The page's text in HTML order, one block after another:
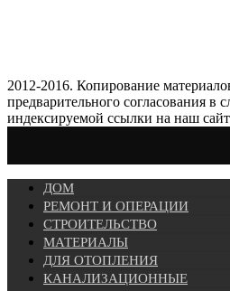
2012-2016. Копирование
предварительного согласования в
индексируемой ссылки на наш
ДОМ
РЕМОНТ И ОПЕРАЦИИ
СТРОИТЕЛЬСТВО
МАТЕРИАЛЫ
ДЛЯ ОТОПЛЕНИЯ
КАНАЛИЗАЦИОННЫЕ